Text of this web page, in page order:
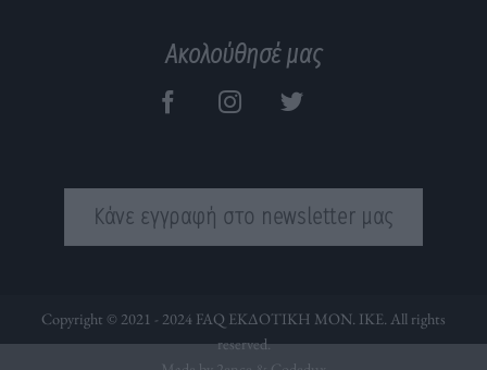
Ακολούθησέ μας
Κάνε εγγραφή στο newsletter μας
Copyright © 2021 - 2024 FAQ ΕΚΔΟΤΙΚΗ ΜΟΝ. ΙΚΕ. All rights
reserved.